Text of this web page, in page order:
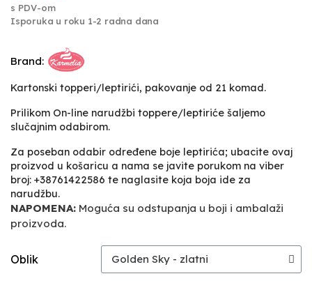
s PDV-om
Isporuka u roku 1-2 radna dana
Brand:
Kartonski topperi/leptirići, pakovanje od 21 komad.
Prilikom On-line narudžbi toppere/leptiriće šaljemo
slučajnim odabirom.
Za poseban odabir određene boje leptirića; ubacite ovaj
proizvod u košaricu a nama se javite porukom na viber
broj: +38761422586 te naglasite koja boja ide za
narudžbu.
NAPOMENA: Moguća su odstupanja u boji i ambalaži
proizvoda.
Oblik